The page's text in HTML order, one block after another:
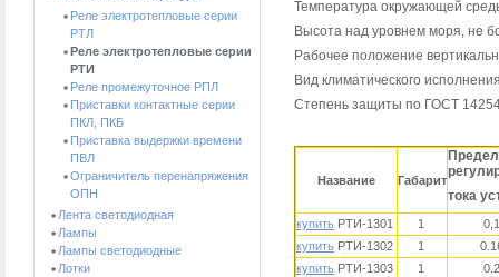
Реле электротепловые серии
РТЛ
Реле электротепловые серии
РТИ
Реле промежуточное РПЛ
Приставки контактные серии
ПКЛ, ПКБ
Приставка выдержки времени
ПВЛ
Ограничитель перенапряжения
ОПН
Лента светодиодная
Лампы
Лампы светодиодные
Лотки
Температура окружающей
Высота над уровнем моря, не
Рабочее положение
Вид климатического
Степень защиты по ГОСТ
Название Габарит
Предел
тока
купить РТИ-1301 1
купить РТИ-1302 1
купить РТИ-1303 1